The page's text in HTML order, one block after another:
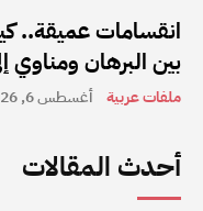
انقسامات عميقة..
بين البرهان ومناوي
ملفات عربية أغسطس 6, 2026
أحدث المقالات